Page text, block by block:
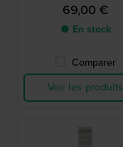
69,00 €
● En stock
Comparer
Voir les produits